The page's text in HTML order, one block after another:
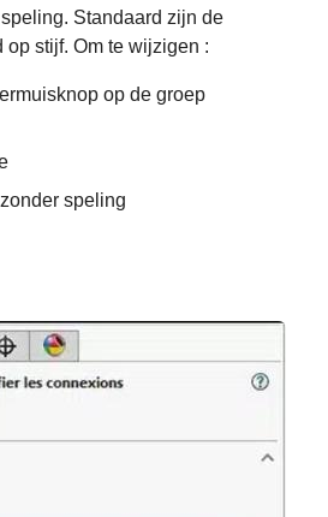
Standaard zijn de
stijf. Om te wijzigen :
op de groep
speling